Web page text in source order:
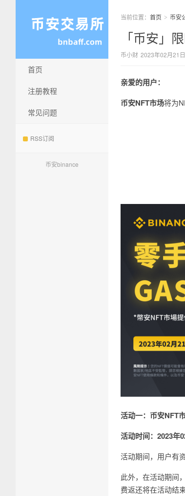
首页
注册教程
常见问题
RSS订阅
币安binance
当前位置： 首页 > 币安
「币安」
币小财 2023年02月21日
亲爱的用户：
币安NFT市场将为
活动一：币安NFT
活动时间：2023年
活动期间，用户有
此外，在活动期间
费返还将在活动结